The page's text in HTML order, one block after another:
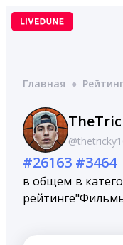
Перейти
Главная ●
#26163
в общем
рейтинге
#3464
в